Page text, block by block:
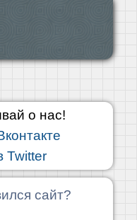
о нас!
Twitter
сайт?